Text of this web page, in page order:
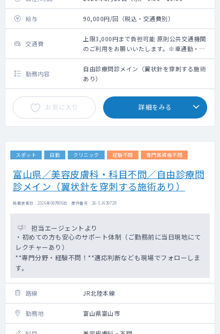
給与 90,000円/回（税込・交通費別）
交通費
上限3,000円まで負担可能 原則公共交通機関
のご利用をお願いいたします。※車通勤・タ
クシー利用要相談
勤務内容
自由診療問診メイン（翼状針を穿刺する施術
あり）
お気に入り 詳細をみる
スポット 日勤 クリニック 経験不問 専門医資格不問
富山県／美容皮膚科・科目不問／自由診療問
診メイン（翼状針を穿刺する施術あり）
掲載更新日 : 2026年08月06日 案件番号 : 26-SJ639728
担当エージェントより
・初めての方も安心のサポート体制（ご勤務前に当日現地にて
レクチャーあり）
**専門分野・経験不問！**適応判断なども現場でフォローしま
す。
路線 JR北陸本線
勤務地 富山県富山市